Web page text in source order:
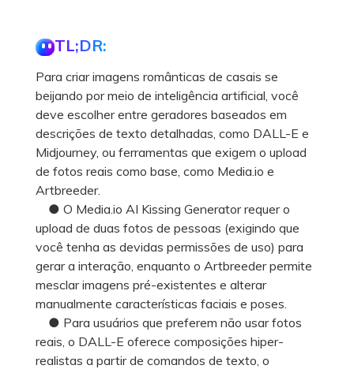
TL;DR:
Para criar imagens românticas de casais se
beijando por meio de inteligência artificial, você
deve escolher entre geradores baseados em
descrições de texto detalhadas, como DALL-E e
Midjourney, ou ferramentas que exigem o upload
de fotos reais como base, como Media.io e
Artbreeder.
● O Media.io AI Kissing Generator requer o
upload de duas fotos de pessoas (exigindo que
você tenha as devidas permissões de uso) para
gerar a interação, enquanto o Artbreeder permite
mesclar imagens pré-existentes e alterar
manualmente características faciais e poses.
● Para usuários que preferem não usar fotos
reais, o DALL-E oferece composições hiper-
realistas a partir de comandos de texto, o